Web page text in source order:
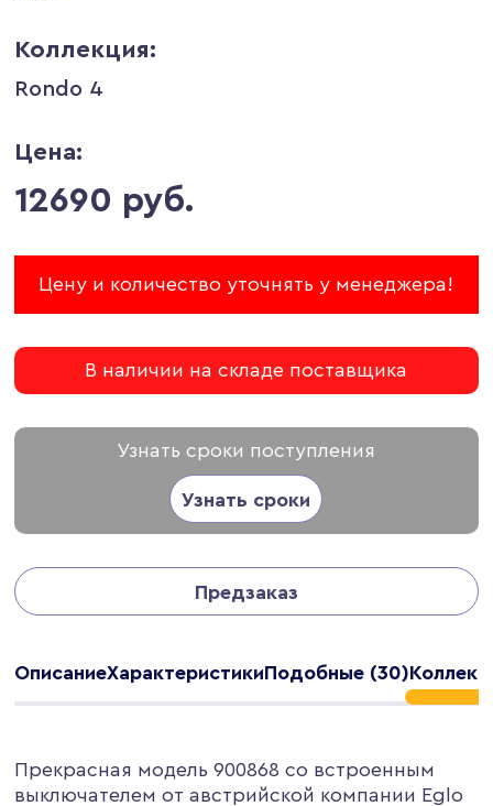
Коллекция:
Rondo 4
Цена:
12690 руб.
Цену и количество уточнять у менеджера!
В наличии на складе поставщика
Узнать сроки поступления
Узнать сроки
Предзаказ
ОписаниеХарактеристикиПодобные (30)
Прекрасная модель 900868 со встроенным
выключателем от австрийской компании Eglo